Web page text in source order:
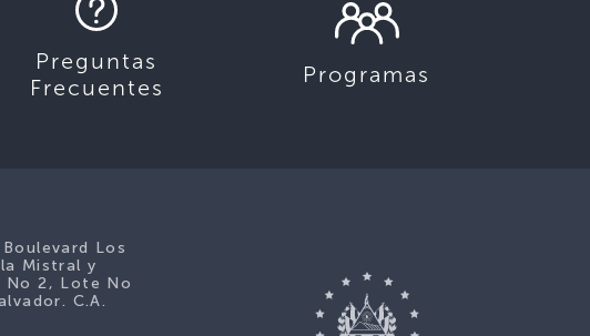
Preguntas
Frecuentes
Programas
Los
Mistral y
No 2, Lote No
C.A.